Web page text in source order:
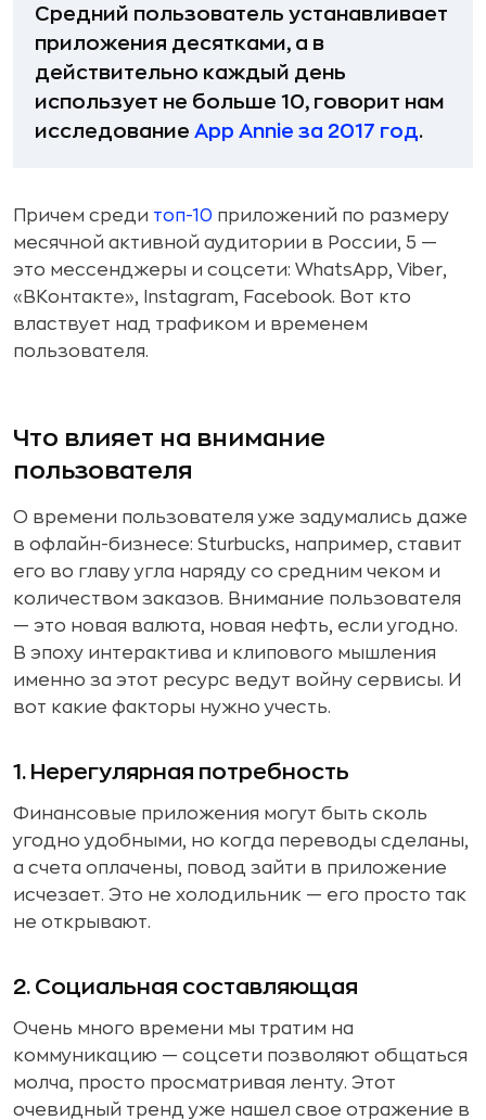
Средний пользователь устанавливает
приложения десятками, а в
действительно каждый день
использует не больше 10, говорит нам
исследование App Annie за 2017 год.
Причем среди топ-10 приложений по размеру
месячной активной аудитории в России, 5 —
это мессенджеры и соцсети: WhatsApp, Viber,
«ВКонтакте», Instagram, Facebook. Вот кто
властвует над трафиком и временем
пользователя.
Что влияет на внимание
пользователя
О времени пользователя уже задумались даже
в офлайн-бизнесе: Sturbucks, например, ставит
его во главу угла наряду со средним чеком и
количеством заказов. Внимание пользователя
— это новая валюта, новая нефть, если угодно.
В эпоху интерактива и клипового мышления
именно за этот ресурс ведут войну сервисы. И
вот какие факторы нужно учесть.
1. Нерегулярная потребность
Финансовые приложения могут быть сколь
угодно удобными, но когда переводы сделаны,
а счета оплачены, повод зайти в приложение
исчезает. Это не холодильник — его просто так
не открывают.
2. Социальная составляющая
Очень много времени мы тратим на
коммуникацию — соцсети позволяют общаться
молча, просто просматривая ленту. Этот
очевидный тренд уже нашел свое отражение в